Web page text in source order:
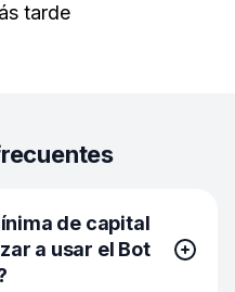
tarde
de capital
a usar el Bot